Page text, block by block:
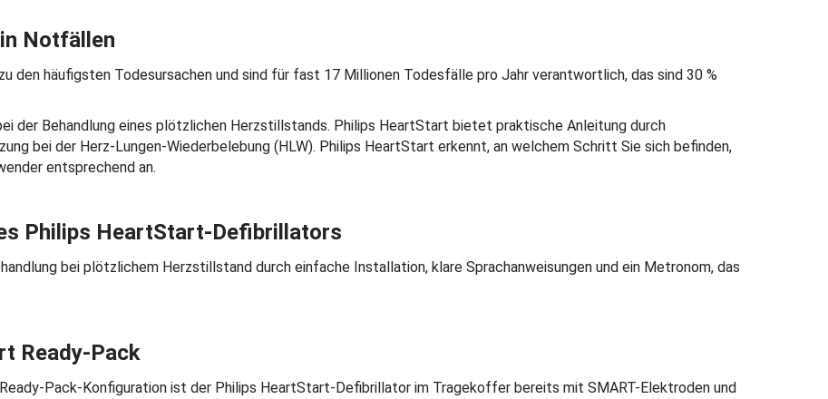
Notfällen
den häufigsten Todesursachen und sind für fast 17 Millionen Todesfälle pro Jahr verantwortlich, das sind 30 %
der Behandlung eines plötzlichen Herzstillstands. Philips HeartStart bietet praktische Anleitung durch
bei der Herz-Lungen-Wiederbelebung (HLW). Philips HeartStart erkennt, an welchem Schritt Sie sich befinden,
entsprechend an.
Philips HeartStart-Defibrillators
bei plötzlichem Herzstillstand durch einfache Installation, klare Sprachanweisungen und ein Metronom, das
Ready-Pack
Pack-Konfiguration ist der Philips HeartStart-Defibrillator im Tragekoffer bereits mit SMART-Elektroden und